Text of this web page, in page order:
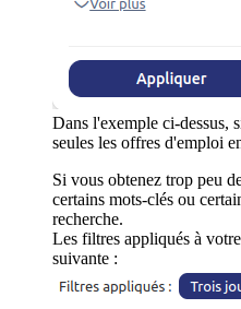
Dans l'exemple ci-dessus,
seules les offres d'emploi
Si vous obtenez trop peu
certains mots-clés ou
recherche.
Les filtres appliqués à
suivante :